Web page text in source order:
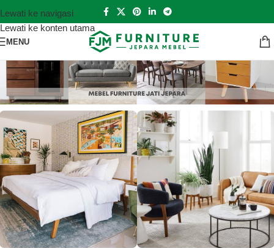
Lewati ke navigasi
Lewati ke konten utama
MENU